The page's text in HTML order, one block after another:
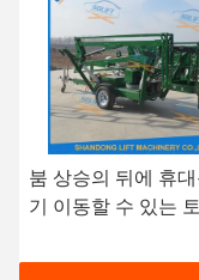
에 휴대용 전
있는 토우, 버
일
고